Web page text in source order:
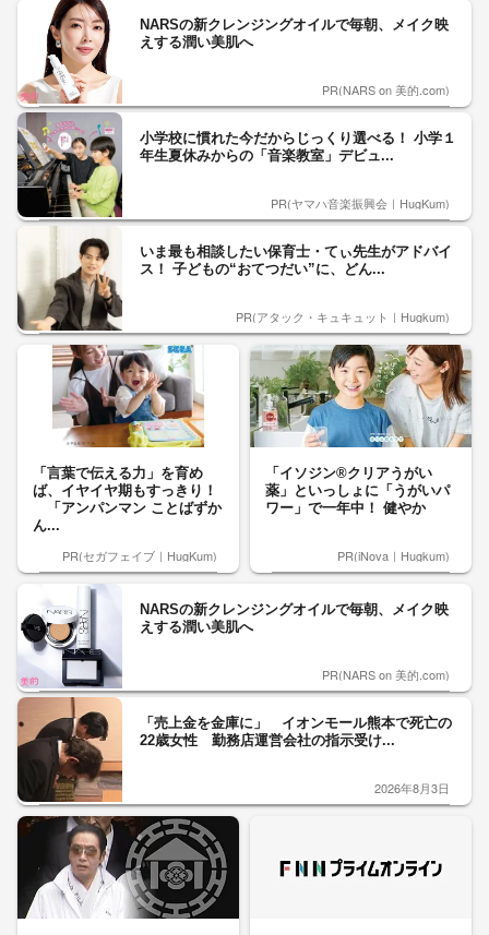
NARSの新クレンジングオイルで毎朝、メイク映
えする潤い美肌へ
PR(NARS on 美的.com)
小学校に慣れた今だからじっくり選べる！ 小学１
年生夏休みからの「音楽教室」デビュ...
PR(ヤマハ音楽振興会｜HugKum)
いま最も相談したい保育士・てぃ先生がアドバイ
ス！ 子どもの“おてつだい”に、どん...
PR(アタック・キュキュット｜Hugkum)
「言葉で伝える力」を育め
ば、イヤイヤ期もすっきり！
「アンパンマン ことばずか
ん...
PR(セガフェイブ｜HugKum)
「イソジン®クリアうがい
薬」といっしょに「うがいパ
ワー」で一年中！ 健やか
PR(iNova｜Hugkum)
NARSの新クレンジングオイルで毎朝、メイク映
えする潤い美肌へ
PR(NARS on 美的.com)
「売上金を金庫に」 イオンモール熊本で死亡の
22歳女性 勤務店運営会社の指示受け...
2026年8月3日